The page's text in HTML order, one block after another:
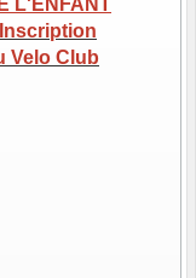
L'ENFANT
Inscription
Velo Club